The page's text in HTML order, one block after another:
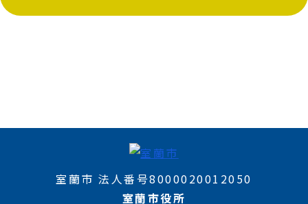
室蘭市 法人番号8000020012050
室蘭市役所